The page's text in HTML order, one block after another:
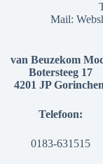
Mail:
van Beuzekom
Botersteeg 17
4201 JP
Telefoon:
0183-631515